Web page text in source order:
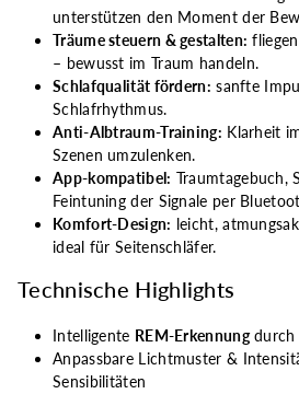
unterstützen den Moment der
Träume steuern & gestalten:
– bewusst im Traum handeln.
Schlafqualität fördern: sanfte
Schlafrhythmus.
Anti-Albtraum-Training: Klarheit
Szenen umzulenken.
App-kompatibel: Traumtagebuch,
Feintuning der Signale per
Komfort-Design: leicht,
ideal für Seitenschläfer.
Technische Highlights
Intelligente REM-Erkennungdurch
Anpassbare Lichtmuster &
Sensibilitäten